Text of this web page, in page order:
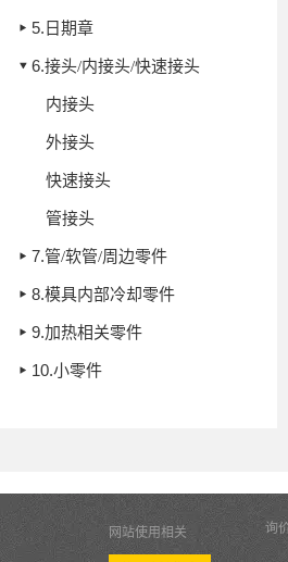
5. 日期章
6.接头/内接头/快速接头
内接头
外接头
快速接头
管接头
7.管/软管/周边零件
8.模具内部冷却零件
9.加热相关零件
10.小零件